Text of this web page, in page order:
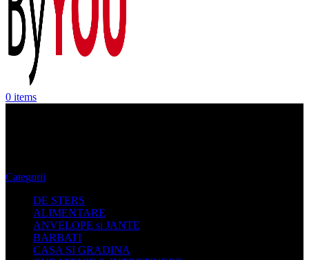
0 items
Categorii
DE STERS
ALIMENTARE
ANVELOPE si JANTE
BARBATI
CASA SI GRADINA